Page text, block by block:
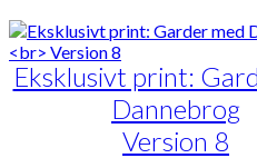
til
kr. 1.399,00
har
varianter.
kan
vælges
på
Eksklusivt print:
Dannebrog
Version 8